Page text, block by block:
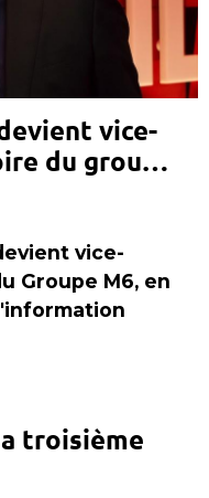
vice-
du groupe
vice-
Groupe M6, en
troisième